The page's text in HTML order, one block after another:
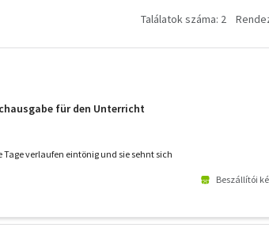
Találatok száma: 2
für den Unterricht
verlaufen eintönig und sie sehnt sich
Beszállítói